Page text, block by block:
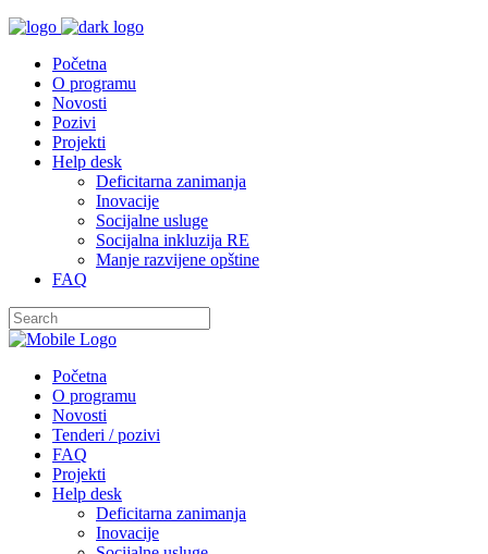
Početna
O programu
Novosti
Pozivi
Projekti
Help desk
Deficitarna zanimanja
Inovacije
Socijalne usluge
Socijalna inkluzija RE
Manje razvijene opštine
FAQ
Početna
O programu
Novosti
Tenderi / pozivi
FAQ
Projekti
Help desk
Deficitarna zanimanja
Inovacije